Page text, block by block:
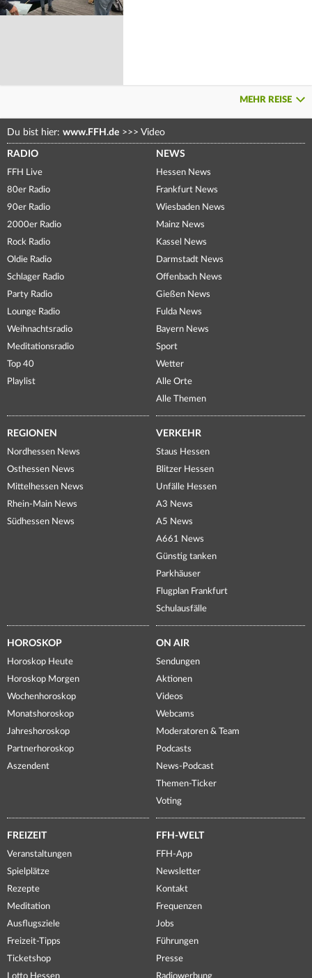
MEHR REISE
Du bist hier: www.FFH.de >>> Video
RADIO
FFH Live
80er Radio
90er Radio
2000er Radio
Rock Radio
Oldie Radio
Schlager Radio
Party Radio
Lounge Radio
Weihnachtsradio
Meditationsradio
Top 40
Playlist
NEWS
Hessen News
Frankfurt News
Wiesbaden News
Mainz News
Kassel News
Darmstadt News
Offenbach News
Gießen News
Fulda News
Bayern News
Sport
Wetter
Alle Orte
Alle Themen
REGIONEN
Nordhessen News
Osthessen News
Mittelhessen News
Rhein-Main News
Südhessen News
VERKEHR
Staus Hessen
Blitzer Hessen
Unfälle Hessen
A3 News
A5 News
A661 News
Günstig tanken
Parkhäuser
Flugplan Frankfurt
Schulausfälle
HOROSKOP
Horoskop Heute
Horoskop Morgen
Wochenhoroskop
Monatshoroskop
Jahreshoroskop
Partnerhoroskop
Aszendent
ON AIR
Sendungen
Aktionen
Videos
Webcams
Moderatoren & Team
Podcasts
News-Podcast
Themen-Ticker
Voting
FREIZEIT
Veranstaltungen
Spielplätze
Rezepte
Meditation
Ausflugsziele
Freizeit-Tipps
Ticketshop
Lotto Hessen
FFH-WELT
FFH-App
Newsletter
Kontakt
Frequenzen
Jobs
Führungen
Presse
Radiowerbung